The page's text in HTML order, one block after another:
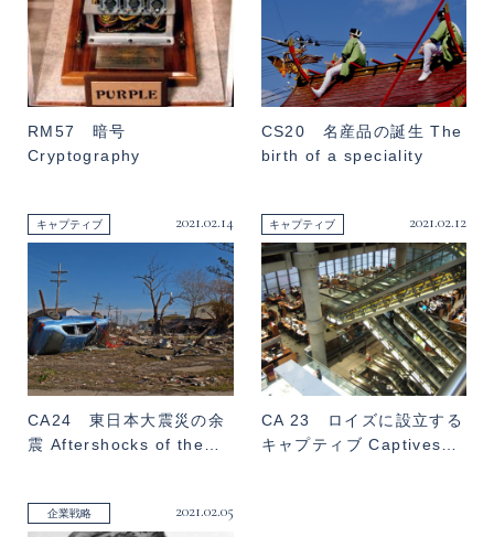
RM57 暗号
Cryptography
CS20 名産品の誕生 The
birth of a speciality
キャプティブ 2021.02.14
CA24 東日本大震災の余
震 Aftershocks of the…
キャプティブ 2021.02.12
CA 23 ロイズに設立する
キャプティブ Captives…
企業戦略 2021.02.05